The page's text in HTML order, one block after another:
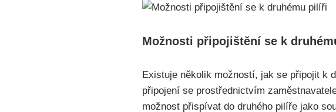
Možnosti připojištění se k
Existuje několik možností, jak se připojit k
připojení se prostřednictvím
možnost přispívat do druhého pilíře jako